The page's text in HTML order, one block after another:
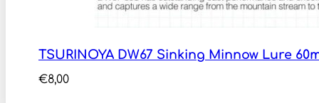
TSURINOYA DW67 Sinking Minnow Lure
€8,00